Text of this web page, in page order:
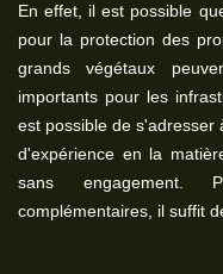
En effet, il est possible
pour la protection des
grands végétaux
importants pour les
est possible de s'adresser
d'expérience en la
sans engagement.
complémentaires, il suffit